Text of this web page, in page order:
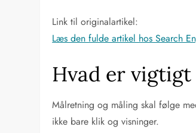
Link til originalartikel:
Læs den fulde artikel hos Search
Hvad er vigtigt
Målretning og måling skal følge
ikke bare klik og visninger.